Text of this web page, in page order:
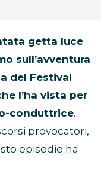
getta luce
sull’avventura
del Festival
l’ha vista per
conduttrice.
provocatori,
episodio ha